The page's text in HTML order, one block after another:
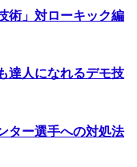
術」対ローキック編
達人になれるデモ技
ター選手への対処法